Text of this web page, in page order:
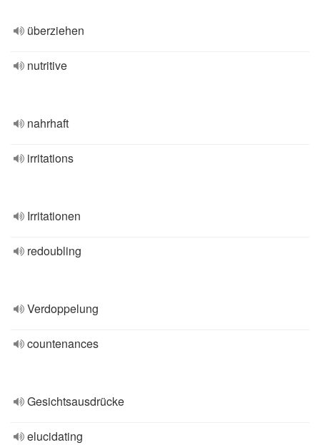
überziehen
nutritive
nahrhaft
irritations
Irritationen
redoubling
Verdoppelung
countenances
Gesichtsausdrücke
elucidating